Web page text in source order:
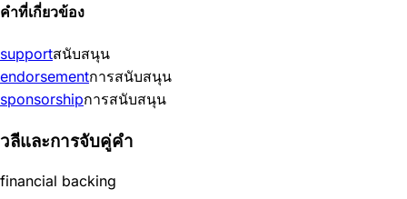
คำที่เกี่ยวข้อง
supportสนับสนุน
endorsementการสนับสนุน
sponsorshipการสนับสนุน
วลีและการจับคู่คำ
financial backing